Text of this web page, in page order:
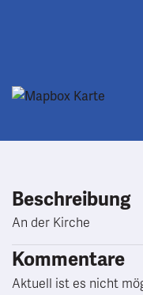
Beschreibung
An der Kirche
Kommentare
Aktuell ist es nicht